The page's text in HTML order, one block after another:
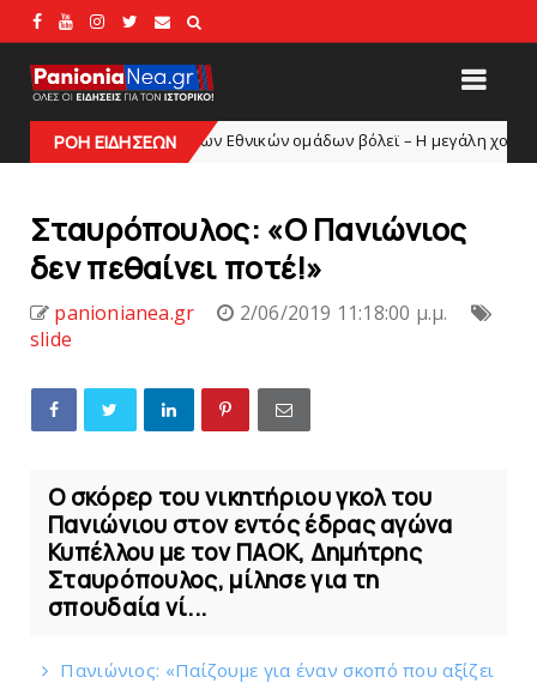
ΡΟΗ ΕΙΔΗΣΕΩΝ
των Εθνικών ομάδων βόλεϊ – H μεγάλη χορηγία των 100.000 ευρώ
Σταυρόπουλος: «Ο Πανιώνιος
δεν πεθαίνει ποτέ!»
panionianea.gr
2/06/2019 11:18:00 μ.μ.
slide
Ο σκόρερ του νικητήριου γκολ του
Πανιώνιου στον εντός έδρας αγώνα
Κυπέλλου με τον ΠΑΟΚ, Δημήτρης
Σταυρόπουλος, μίλησε για τη
σπουδαία νί...
Πανιώνιoς: «Παίζουμε για έναν σκοπό που αξίζει